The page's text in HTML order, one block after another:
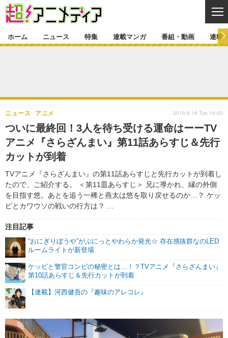
ゲーム・アプリ マンガ
グッズ イベント
声優
舞台 新帝スタ
特集一覧 カバー
ラキりす
連載マンガ
連載マンガ一覧 連載一覧
番組・動画
番組・動画一覧 ラジオ
動画
連載・ブログ
連載・ブログ一覧
編集部ブログ・お知らせ
ホーム ニュース 特集 連載マンガ 番組・動画 連載
ついに最終回！3人を待ち受ける運命はーーTV
アニメ『さらざんまい』第11話あらすじ＆先行
カットが到着
TVアニメ『さらざんまい』の第11話あらすじと先行カットが到着し
たので、ご紹介する。 ＜第11皿あらすじ＞ 兄に導かれ、縁の外側
を目指す悠。あとを追う一稀と燕太は悠を取り戻せるのか…？ ケッ
ピとカワウソの戦いの行方は？ …
ニュース アニメ
注目記事
“おにぎりぼうや”がぷにっとやわらか発光☆ 存在感抜群なのLED
ルームライトが新登場
ケッピと警官コンビの秘密とは…！？TVアニメ『さらざんまい』
第10話あらすじ＆先行カットが到着
【連載】河西健吾の『趣味のアレコレ』
2019.6.18 Tue 16:00